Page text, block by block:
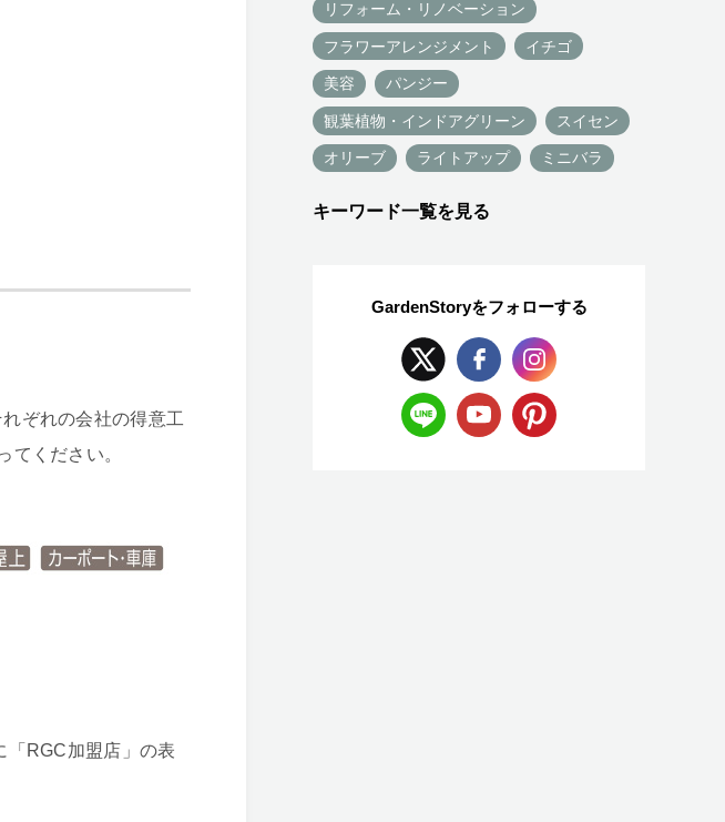
ぞれの会社の得意工
てください。
「RGC加盟店」の表
リフォーム・リノベーション
フラワーアレンジメント イチゴ
美容 パンジー
観葉植物・インドアグリーン スイセン
オリーブ ライトアップ ミニバラ
キーワード一覧を見る
GardenStoryをフォローする